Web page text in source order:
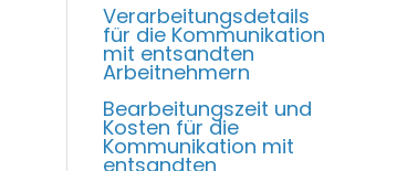
Verarbeitungsdetails
für die Kommunikation
mit entsandten
Arbeitnehmern
Bearbeitungszeit und
Kosten für die
Kommunikation mit
entsandten